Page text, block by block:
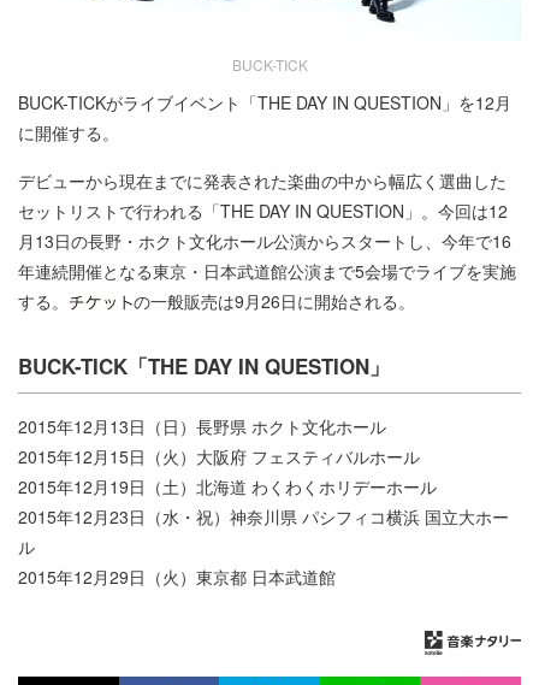
BUCK-TICK
BUCK-TICKがライブイベント「THE DAY IN QUESTION」を12月
に開催する。
デビューから現在までに発表された楽曲の中から幅広く選曲した
セットリストで行われる「THE DAY IN QUESTION」。今回は12
月13日の長野・ホクト文化ホール公演からスタートし、今年で16
年連続開催となる東京・日本武道館公演まで5会場でライブを実施
する。
の一般販売は9月26日に開始される。
BUCK-TICK「THE DAY IN QUESTION」
2015年12月13日（日）長野県 ホクト文化ホール
2015年12月15日（火）大阪府 フェスティバルホール
2015年12月19日（土）北海道 わくわくホリデーホール
2015年12月23日（水・祝）神奈川県 パシフィコ横浜 国立大ホー
ル
2015年12月29日（火）東京都 日本武道館